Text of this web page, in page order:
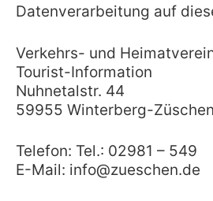
Datenverarbeitung auf
Verkehrs- und
Tourist-Information
Nuhnetalstr. 44
59955 Winterberg-Züschen
Telefon: Tel.: 02981 – 549
E-Mail: info@zueschen.de